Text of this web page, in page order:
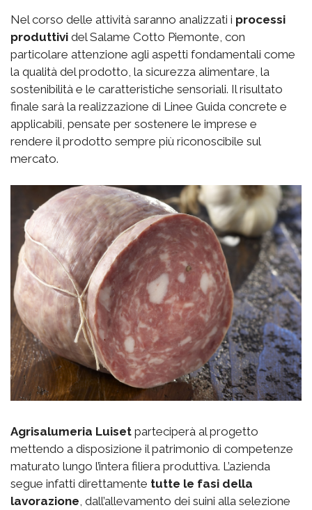
Nel corso delle attività saranno analizzati i processi
produttivi del Salame Cotto Piemonte, con
particolare attenzione agli aspetti fondamentali come
la qualità del prodotto, la sicurezza alimentare, la
sostenibilità e le caratteristiche sensoriali. Il risultato
finale sarà la realizzazione di Linee Guida concrete e
applicabili, pensate per sostenere le imprese e
rendere il prodotto sempre più riconoscibile sul
mercato.
Agrisalumeria Luiset parteciperà al progetto
mettendo a disposizione il patrimonio di competenze
maturato lungo l’intera filiera produttiva. L’azienda
segue infatti direttamente tutte le fasi della
lavorazione , dall’allevamento dei suini alla selezione